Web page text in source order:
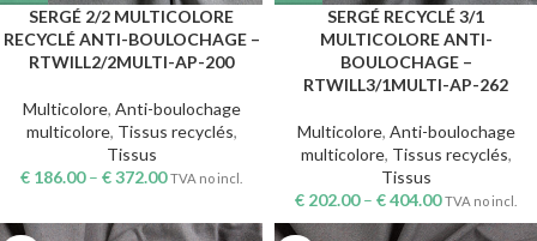
SERGÉ 2/2 MULTICOLORE
RECYCLÉ ANTI-BOULOCHAGE –
RTWILL2/2MULTI-AP-200
Multicolore, Anti-boulochage
multicolore, Tissus recyclés,
Tissus
€ 186.00– €372.00 TVA no incl.
SERGÉ RECYCLÉ 3/1
MULTICOLORE ANTI-
BOULOCHAGE –
RTWILL3/1MULTI-AP-262
Multicolore, Anti-boulochage
multicolore, Tissus recyclés,
Tissus
€ 202.00– €404.00 TVA no incl.